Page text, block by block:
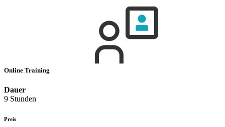
Online Training
Dauer
9 Stunden
Preis